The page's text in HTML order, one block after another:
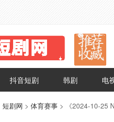
抖音短剧 韩剧 电
短剧网 > 体育赛事 > 《2024-10-25